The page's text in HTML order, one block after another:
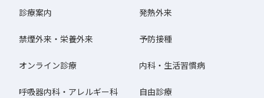
診療案内 発熱外来
禁煙外来・栄養外来 予防接種
オンライン診療 内科・生活習慣病
呼吸器内科・アレルギー科 自由診療